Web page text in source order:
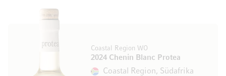
Coastal Region WO
2024 Chenin Blanc Protea
Coastal Region, Südafrika